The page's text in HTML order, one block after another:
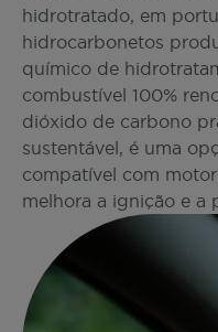
hidrotratado, em
hidrocarbonetos
químico de
combustível 100%
dióxido de carbono
sustentável, é uma
compatível com
melhora a ignição e a